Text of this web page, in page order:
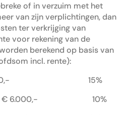
of in verzuim met het
van zijn verplichtingen, dan
ter verkrijging van
voor rekening van de
berekend op basis van
incl. rente):
€ 3.000,- 15%
tot € 6.000,- 10%